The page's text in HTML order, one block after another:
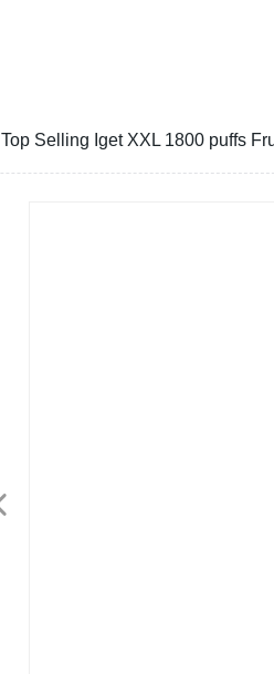
Top Selling Iget XXL 1800 puffs